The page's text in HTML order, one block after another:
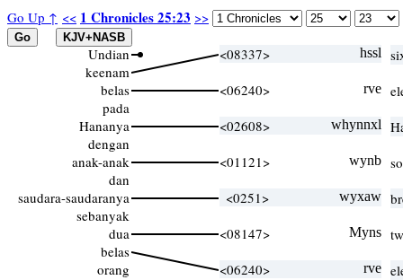
Go Up ↑ << 1 Chronicles 25:23 >>
Undian
keenam
belas
pada
Hananya
dengan
anak-anak
dan
saudara-saudaranya
sebanyak
dua
belas
orang
<08337> hssl
<06240>
rve
<02608>
whynnxl
<01121>
wynb
<0251>
wyxaw
<08147>
Myns
<06240>
rve